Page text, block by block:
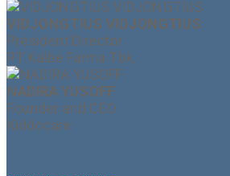
VIDJONGTIUS VIDJONGTIUS
President Director
PT Kalbe Farma Tbk.
NADIRA YUSOFF
Founder and CEO
Kiddocare